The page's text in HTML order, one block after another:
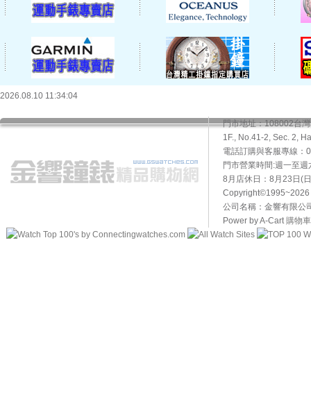
2026.08.10 11:34:04
門市地址：108002台
1F., No.41-2, Sec. 2,
電話訂購與客服專線
門市營業時間:週一至
8月店休日：8月23日(
Copyright©1995~2026
公司名稱：金響有限公
Power by A-Cart 購物車